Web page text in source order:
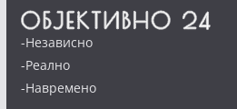
-Независно
-Реално
-Навремено